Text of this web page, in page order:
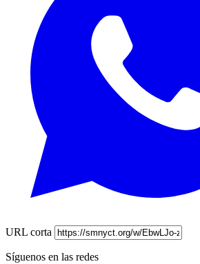
URL corta
Síguenos en las redes